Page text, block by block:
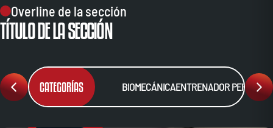
Overline de la sección
TÍTULO DE LA SECCIÓN
CATEGORÍAS BIOMECÁNICAENTRENADOR PERSONAL